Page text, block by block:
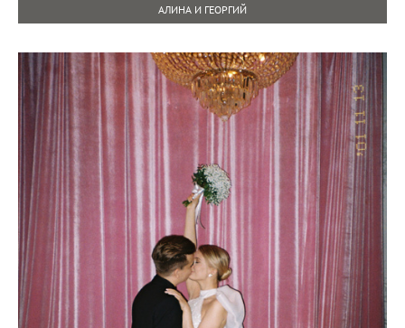
АЛИНА И ГЕОРГИЙ